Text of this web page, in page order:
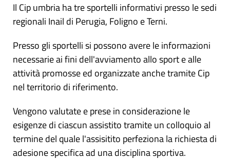
Il Cip umbria ha tre sportelli informativi presso le sedi
regionali Inail di Perugia, Foligno e Terni.
Presso gli sportelli si possono avere le informazioni
necessarie ai fini dell'avviamento allo sport e alle
attività promosse ed organizzate anche tramite Cip
nel territorio di riferimento.
Vengono valutate e prese in considerazione le
esigenze di ciascun assistito tramite un colloquio al
termine del quale l'assisitito perfeziona la richiesta di
adesione specifica ad una disciplina sportiva.